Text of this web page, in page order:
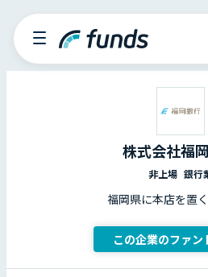
株式会社福
非上場 銀行
福岡県に本店を置
この企業のファン